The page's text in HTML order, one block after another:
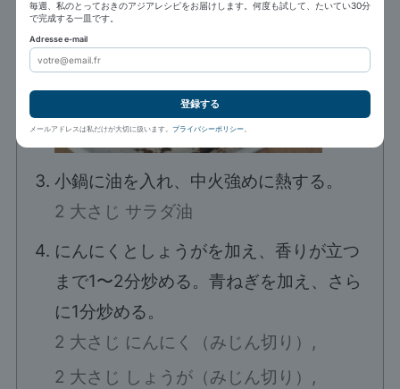
小鍋に油を入れ、中火強めに熱する。
2 大さじ サラダ油
にんにくとしょうがを加え、香りが立つ
まで1〜2分炒める。青ねぎを加え、さら
に1分炒める。
2 大さじ にんにく（みじん切り）,
2 大さじ しょうが（みじん切り）,
毎週、私のとっておきのアジアレシピをお届けします。何度も試して、たいてい30分
で完成する一皿です。
Adresse e-mail
登録する
メールアドレスは私だけが大切に扱います。 プライバシーポリシー。